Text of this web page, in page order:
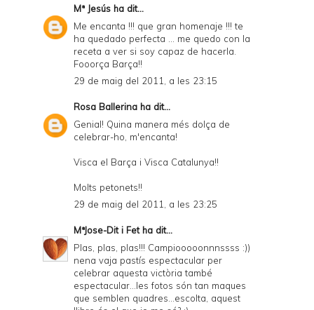
Mª Jesús ha dit...
Me encanta !!! que gran homenaje !!! te
ha quedado perfecta ... me quedo con la
receta a ver si soy capaz de hacerla.
Fooorça Barça!!
29 de maig del 2011, a les 23:15
Rosa Ballerina ha dit...
Genial! Quina manera més dolça de
celebrar-ho, m'encanta!
Visca el Barça i Visca Catalunya!!
Molts petonets!!
29 de maig del 2011, a les 23:25
MªJose-Dit i Fetha dit...
Plas, plas, plas!!! Campiooooonnnssss :))
nena vaja pastís espectacular per
celebrar aquesta victòria també
espectacular...les fotos són tan maques
que semblen quadres...escolta, aquest